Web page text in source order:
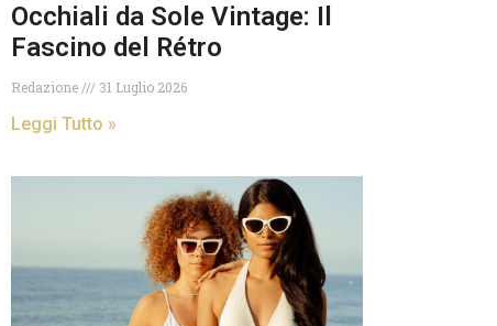
Occhiali da Sole Vintage: Il
Fascino del Rétro
Redazione 31 Luglio 2026
Leggi Tutto »